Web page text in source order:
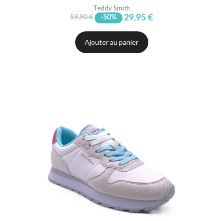
Teddy Smith
59,90 € -50% 29,95 €
Ajouter au panier